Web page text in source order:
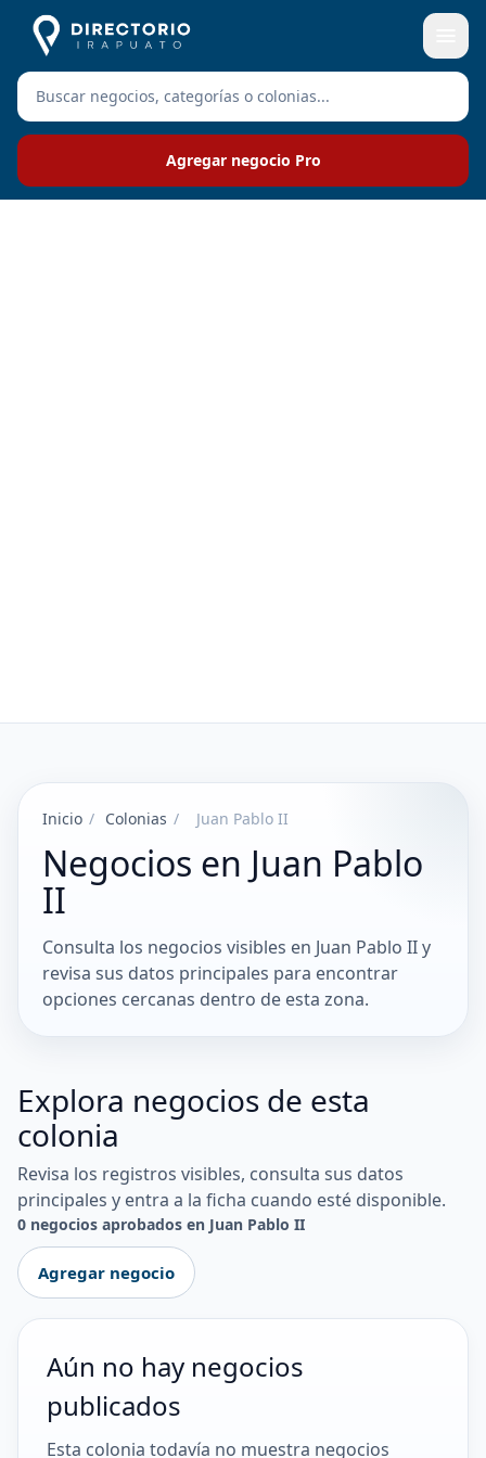
Agregar negocio Pro
Inicio / Colonias / Juan Pablo II
Negocios en Juan Pablo
II
Consulta los negocios visibles en Juan Pablo II y
revisa sus datos principales para encontrar
opciones cercanas dentro de esta zona.
Explora negocios de esta
colonia
Revisa los registros visibles, consulta sus datos
principales y entra a la ficha cuando esté disponible.
0 negocios aprobados en Juan Pablo II
Agregar negocio
Aún no hay negocios
publicados
Esta colonia todavía no muestra negocios